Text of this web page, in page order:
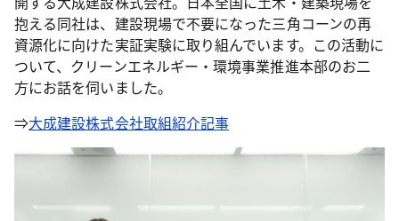
抱える同社は、建設現場で不要になった三角コーンの再
資源化に向けた実証実験に取り組んでいます。この活動に
ついて、クリーンエネルギー・環境事業推進本部のお二
方にお話を伺いました。
⇒大成建設株式会社取組紹介記事